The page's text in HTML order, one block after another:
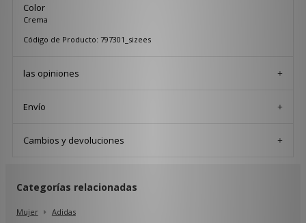
Color
Crema
Código de Producto: 797301_sizees
las opiniones
Envío
Cambios y devoluciones
Categorías relacionadas
Mujer
Adidas